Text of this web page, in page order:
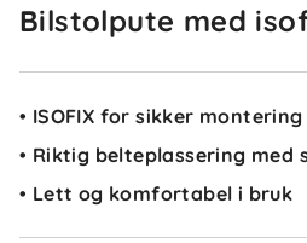
Bilstolpute med
• ISOFIX for sikker montering
• Riktig belteplassering med
• Lett og komfortabel i bruk
✓
Nora